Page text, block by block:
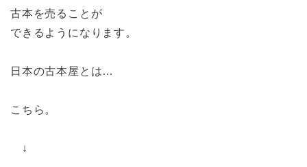
古本を売ることが
できるようになります。
日本の古本屋とは…
こちら。
↓